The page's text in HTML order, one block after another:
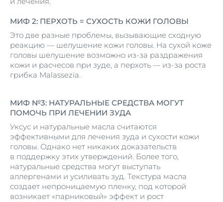
МИФ 2: ПЕРХОТЬ = СУХОСТЬ КОЖИ ГОЛОВЫ
Это две разные проблемы, вызывающие сходную
реакцию — шелушение кожи головы. На сухой коже
головы шелушение возможно из-за раздражения
кожи и расчесов при зуде, а перхоть — из-за роста
грибка Malassezia.
МИФ №3: НАТУРАЛЬНЫЕ СРЕДСТВА МОГУТ
ПОМОЧЬ ПРИ ЛЕЧЕНИИ ЗУДА
Уксус и натуральные масла считаются
эффективными для лечения зуда и сухости кожи
головы. Однако нет никаких доказательств
в поддержку этих утверждений. Более того,
натуральные средства могут выступать
аллергенами и усиливать зуд. Текстура масла
создает непроницаемую пленку, под которой
возникает «парниковый» эффект и рост